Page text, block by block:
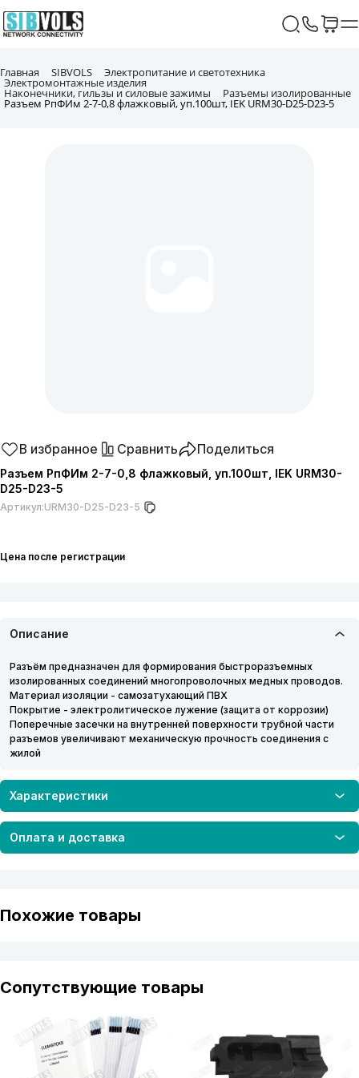
Главная SIBVOLS Электропитание и светотехника
Электромонтажные изделия
Наконечники, гильзы и силовые зажимы Разъемы изолированные
Разъем РпФИм 2-7-0,8 флажковый, уп.100шт, IEK URM30-D25-D23-5
В избранное Сравнить Поделиться
Разъем РпФИм 2-7-0,8 флажковый, уп.100шт, IEK URM30-
D25-D23-5
Артикул:URM30-D25-D23-5
Цена после регистрации
Описание
Разъём предназначен для формирования быстроразъемных
изолированных соединений многопроволочных медных проводов.
Материал изоляции - самозатухающий ПВХ
Покрытие - электролитическое лужение (защита от коррозии)
Поперечные засечки на внутренней поверхности трубной части
разъемов увеличивают механическую прочность соединения с
жилой
Характеристики
Оплата и доставка
Похожие товары
Сопутствующие товары